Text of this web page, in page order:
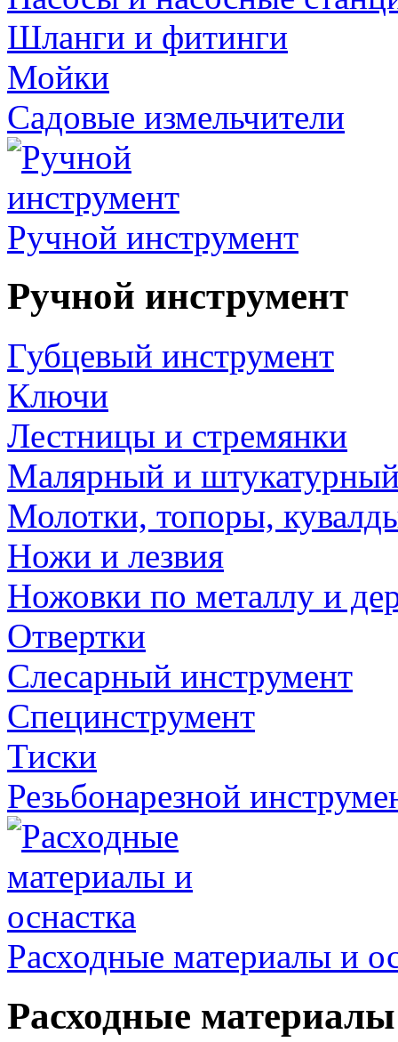
Шланги и фитинги
Мойки
Садовые измельчители
Ручной инструмент
Ручной инструмент
Губцевый инструмент
Ключи
Лестницы и стремянки
Малярный и
Молотки, топоры,
Ножи и лезвия
Ножовки по металлу и
Отвертки
Слесарный инструмент
Специнструмент
Тиски
Резьбонарезной
Расходные материалы и
Расходные